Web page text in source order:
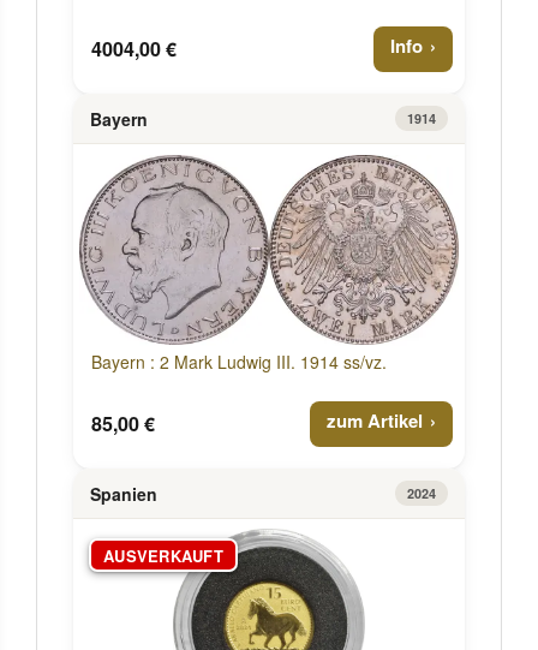
4004,00 € Info
Bayern 1914
Bayern : 2 Mark Ludwig III. 1914 ss/vz.
85,00 € zum Artikel
Spanien 2024
AUSVERKAUFT